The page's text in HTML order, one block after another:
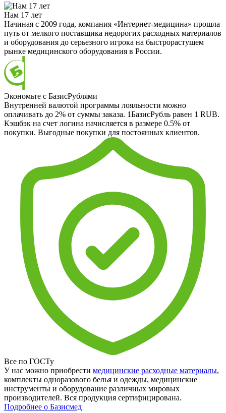
Нам 17 лет
Начиная с 2009 года, компания «Интернет-медицина» прошла
путь от мелкого поставщика недорогих расходных материалов
и оборудования до серьезного игрока на быстрорастущем
рынке медицинского оборудования в России.
Экономьте с БазисРублями
Внутренней валютой программы лояльности можно
оплачивать до 2% от суммы заказа. 1БазисРубль равен 1 RUB.
Кэшбэк на счет логина начисляется в размере 0.5% от
покупки. Выгодные покупки для постоянных клиентов.
Все по ГОСТу
У нас можно приобрести медицинские расходные материалы,
комплекты одноразового белья и одежды, медицинские
инструменты и оборудование различных мировых
производителей. Вся продукция сертифицирована.
Подробнее о Базисмед